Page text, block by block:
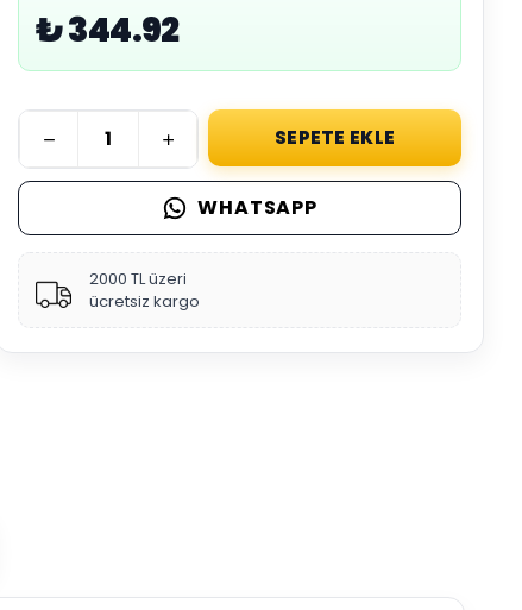
₺ 344.92
SEPETE EKLE
WHATSAPP
2000 TL üzeri
ücretsiz kargo